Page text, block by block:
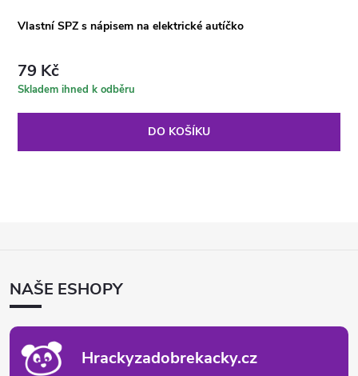
Vlastní SPZ s nápisem na elektrické autíčko
79 Kč
Skladem ihned k odběru
DO KOŠÍKU
ANAŠE ESHOPY
Hrackyzadobrekacky.cz